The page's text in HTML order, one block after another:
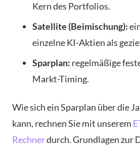
Kern des Portfolios.
Satellite (Beimischung):
einzelne KI-Aktien als
Sparplan: regelmäßige
Markt-Timing.
Wie sich ein Sparplan über die
kann, rechnen Sie mit unserem
Rechnerdurch. Grundlagen zur